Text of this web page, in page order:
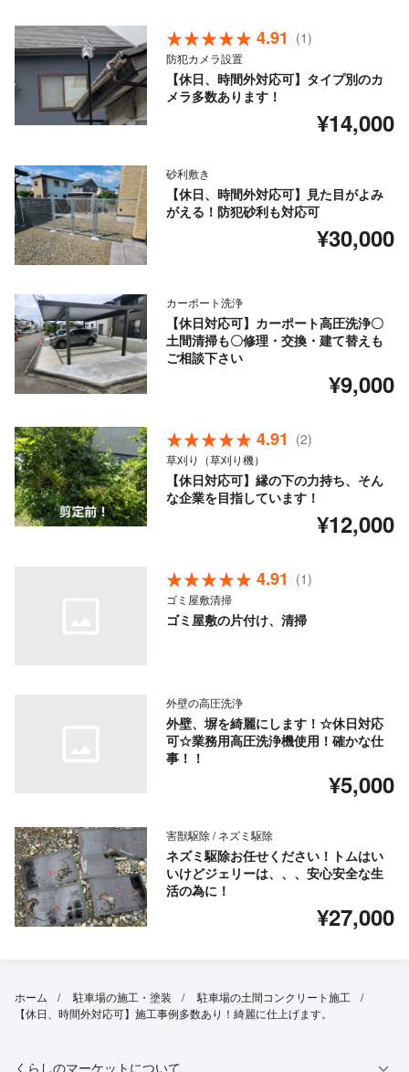
4.91 (1)
防犯カメラ設置
【休日、時間外対応可】タイプ別のカ
メラ多数あります！
¥14,000
砂利敷き
【休日、時間外対応可】見た目がよみ
がえる！防犯砂利も対応可
¥30,000
カーポート洗浄
【休日対応可】カーポート高圧洗浄〇
土間清掃も〇修理・交換・建て替えも
ご相談下さい
¥9,000
4.91 (2)
草刈り（草刈り機）
【休日対応可】縁の下の力持ち、そん
な企業を目指しています！
¥12,000
4.91 (1)
ゴミ屋敷清掃
ゴミ屋敷の片付け、清掃
外壁の高圧洗浄
外壁、塀を綺麗にします！☆休日対応
可☆業務用高圧洗浄機使用！確かな仕
事！！
¥5,000
害獣駆除 / ネズミ駆除
ネズミ駆除お任せください！トムはい
いけどジェリーは、、、安心安全な生
活の為に！
¥27,000
ホーム 駐車場の施工・塗装
駐車場の土間コンクリート施工
【休日、時間外対応可】施工事例多数あり！綺麗に仕上げます。
くらしのマーケットについて